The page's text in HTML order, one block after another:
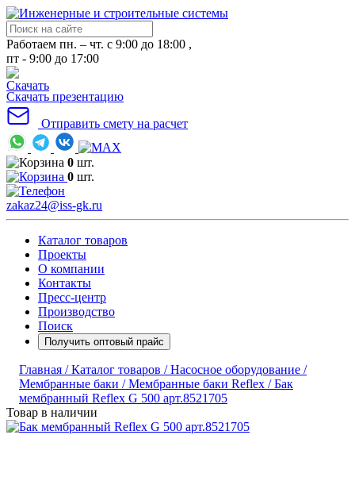
Работаем пн. – чт. с 9:00 до 18:00 ,
пт - 9:00 до 17:00
Скачать презентацию
Отправить смету на расчет
0 шт.
0 шт.
zakaz24@iss-gk.ru
Каталог товаров
Проекты
О компании
Контакты
Пресс-центр
Производство
Поиск
Получить оптовый прайс
Главная /Каталог товаров /Насосное оборудование /
Мембранные баки /Мембранные баки Reflex /Бак
мембранный Reflex G 500 арт.8521705
Товар в наличии